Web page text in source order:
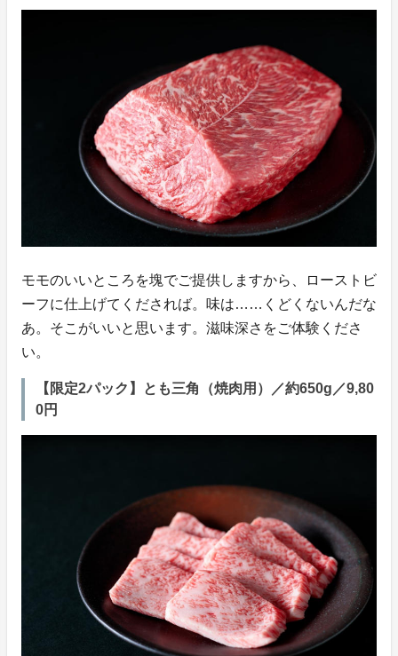
モモのいいところを塊でご提供しますから、ローストビ
ーフに仕上げてくだされば。味は……くどくないんだな
あ。そこがいいと思います。滋味深さをご体験くださ
い。
【限定2パック】とも三角（焼肉用）／約650g／9,80
0円